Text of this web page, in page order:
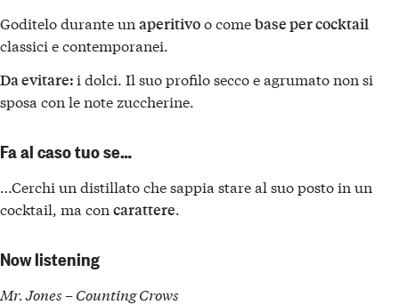
Goditelo durante un aperitivoo comebase per cocktail
classici e contemporanei.
Da evitare:i dolci. Il suo profilo secco e agrumato non si
sposa con le note zuccherine.
Fa al caso tuo se…
…Cerchi un distillato che sappia stare al suo posto in un
cocktail, ma con carattere.
Now listening
Mr. Jones – Counting Crows